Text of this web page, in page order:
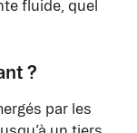
fluide, quel
?
par les